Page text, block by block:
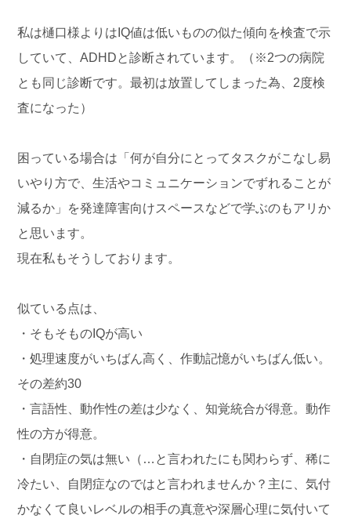
私は樋口様よりはIQ値は低いものの似た傾向を検査で示
していて、ADHDと診断されています。（※2つの病院
とも同じ診断です。最初は放置してしまった為、2度検
査になった）
困っている場合は「何が自分にとってタスクがこなし易
いやり方で、生活やコミュニケーションでずれることが
減るか」を発達障害向けスペースなどで学ぶのもアリか
と思います。
現在私もそうしております。
似ている点は、
・そもそものIQが高い
・処理速度がいちばん高く、作動記憶がいちばん低い。
その差約30
・言語性、動作性の差は少なく、知覚統合が得意。動作
性の方が得意。
・自閉症の気は無い（…と言われたにも関わらず、稀に
冷たい、自閉症なのではと言われませんか？主に、気付
かなくて良いレベルの相手の真意や深層心理に気付いて